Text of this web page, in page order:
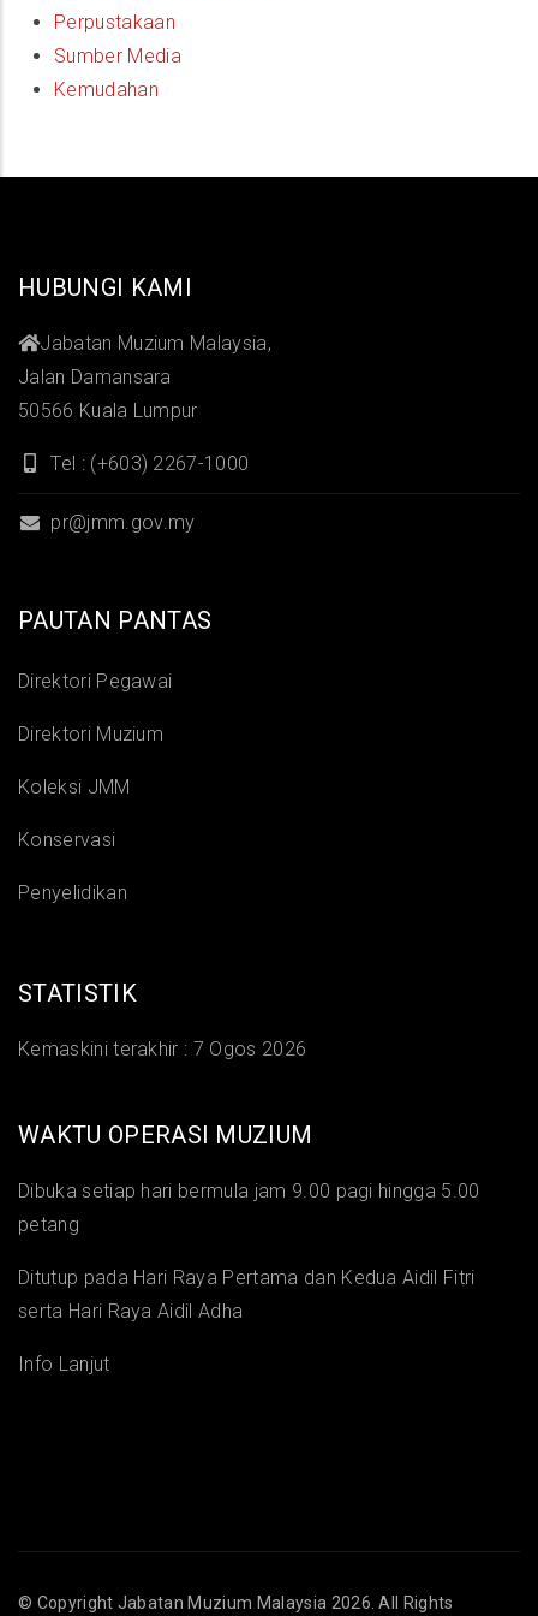
Perpustakaan
Sumber Media
Kemudahan
HUBUNGI KAMI
Jabatan Muzium Malaysia,
Jalan Damansara
50566 Kuala Lumpur
Tel : (+603) 2267-1000
pr@jmm.gov.my
PAUTAN PANTAS
Direktori Pegawai
Direktori Muzium
Koleksi JMM
Konservasi
Penyelidikan
STATISTIK
Kemaskini terakhir : 7 Ogos 2026
WAKTU OPERASI MUZIUM
Dibuka setiap hari bermula jam 9.00 pagi hingga 5.00
petang
Ditutup pada Hari Raya Pertama dan Kedua Aidil Fitri
serta Hari Raya Aidil Adha
Info Lanjut
© Copyright Jabatan Muzium Malaysia 2026. All Rights